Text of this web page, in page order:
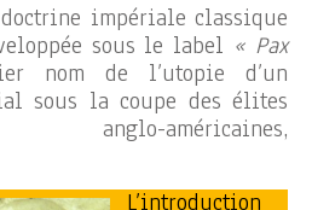
impériale classique
sous le label « Pax
nom de l’utopie d’un
sous la coupe des élites
anglo-américaines,
L’introduction